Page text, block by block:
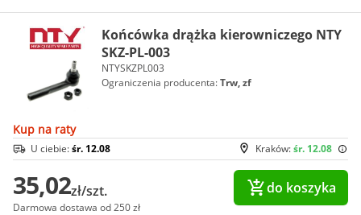
Końcówka drążka kierowniczego NTY
SKZ-PL-003
NTYSKZPL003
Ograniczenia producenta:Trw, zf
Kup na raty
Kraków:śr. 12.08
U ciebie:śr. 12.08
35,02zł/szt.
Darmowa dostawa od 250 zł
do koszyka